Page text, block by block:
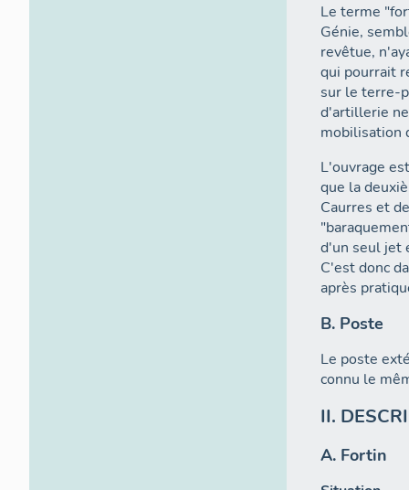
Le terme
Génie,
revêtue,
qui pourrait
sur le terre-
d'artillerie
mobilisation
L'ouvrage
que la
Caurres et
d'un seul jet
C'est donc
après
B. Poste
Le poste
connu le
II.
A. Fortin